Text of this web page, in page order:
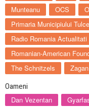
Munteanu
OCS
Primaria Municipiului
Radio Romania Actualitati
Romanian-American
The Schnitzels
Zagan
Oameni
Dan Vezentan